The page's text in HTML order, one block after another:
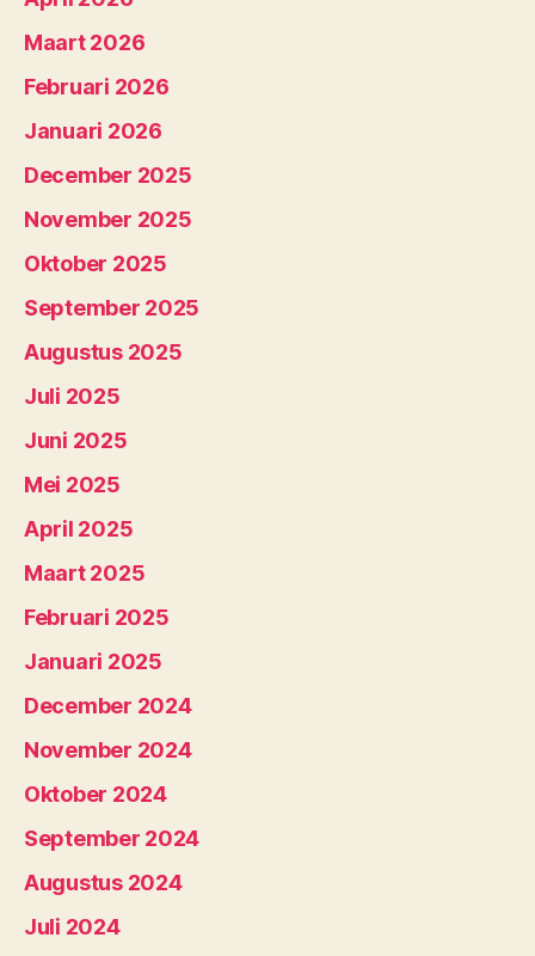
Maart 2026
Februari 2026
Januari 2026
December 2025
November 2025
Oktober 2025
September 2025
Augustus 2025
Juli 2025
Juni 2025
Mei 2025
April 2025
Maart 2025
Februari 2025
Januari 2025
December 2024
November 2024
Oktober 2024
September 2024
Augustus 2024
Juli 2024